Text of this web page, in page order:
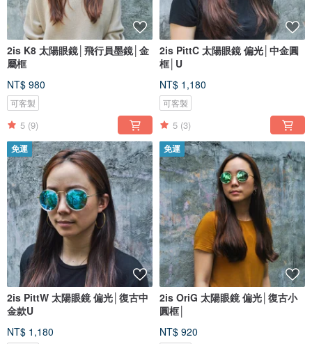
2is K8 太陽眼鏡│飛行員墨鏡│金
屬框
NT$ 980
可客製
5 (9)
2is PittC 太陽眼鏡 偏光│中金圓
框│U
NT$ 1,180
可客製
5 (3)
免運
2is PittW 太陽眼鏡 偏光│復古中
金款U
NT$ 1,180
免運
2is OriG 太陽眼鏡 偏光│復古小
圓框│
NT$ 920